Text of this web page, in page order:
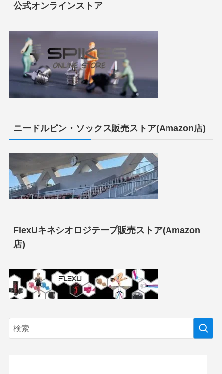
公式オンラインストア
ニードルピン・ソックス販売ストア(Amazon店)
FlexUキネシオロジテープ販売ストア(Amazon
店)